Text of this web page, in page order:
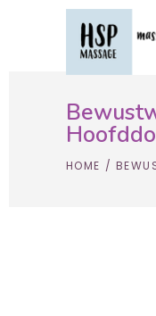
HOME /